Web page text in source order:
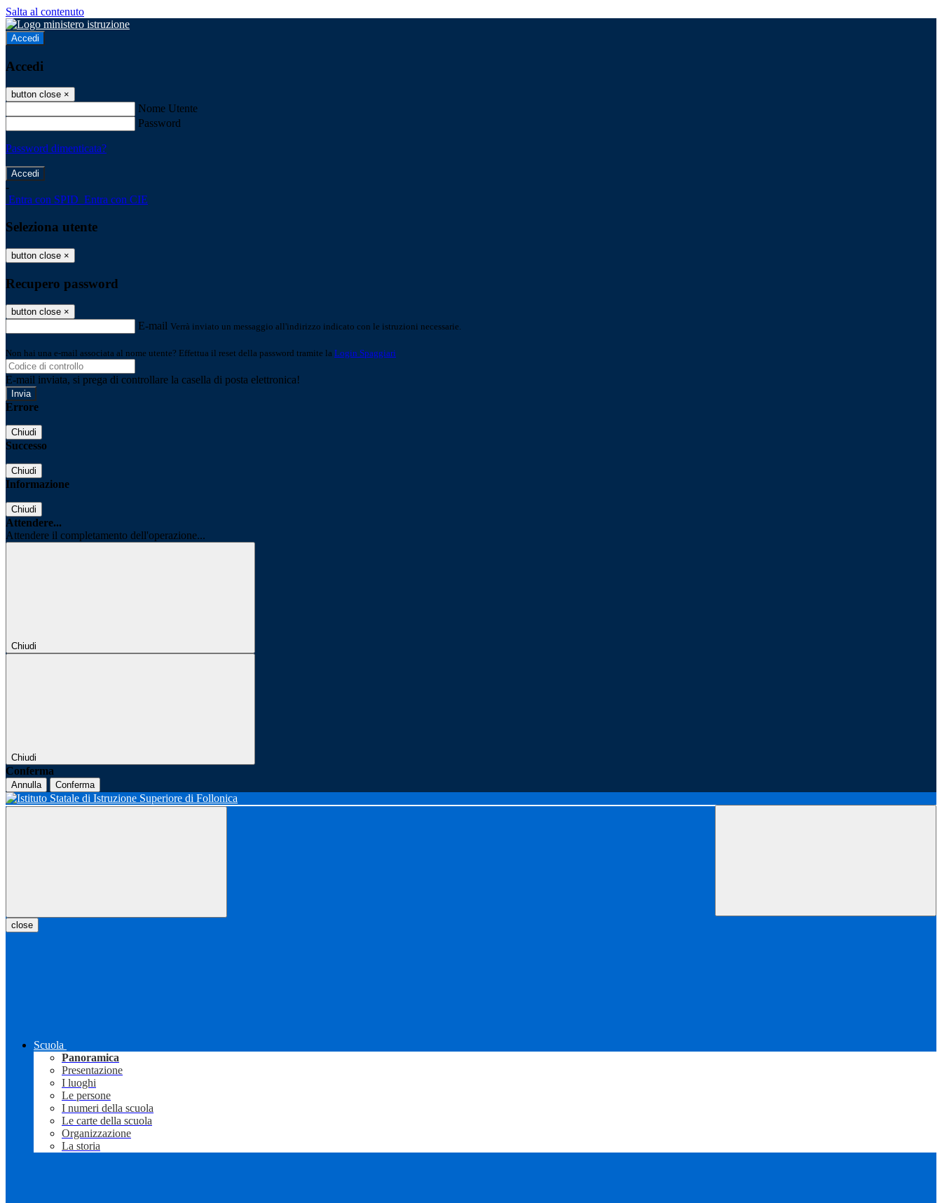
Salta al contenuto
Accedi
Accedi
button close ×
Nome Utente
Password
Password dimenticata?
-
Entra con SPID Entra con CIE
Seleziona utente
button close ×
Recupero password
button close ×
E-mail Verrà inviato un messaggio all'indirizzo indicato con le istruzioni necessarie.
Non hai una e-mail associata al nome utente? Effettua il reset della password tramite la Login Spaggiari
E-mail inviata, si prega di controllare la casella di posta elettronica!
Errore
Chiudi
Successo
Chiudi
Informazione
Chiudi
Attendere...
Attendere il completamento dell'operazione...
Chiudi
Chiudi
Conferma
Annulla Conferma
close
Scuola
Panoramica
Presentazione
I luoghi
Le persone
I numeri della scuola
Le carte della scuola
Organizzazione
La storia